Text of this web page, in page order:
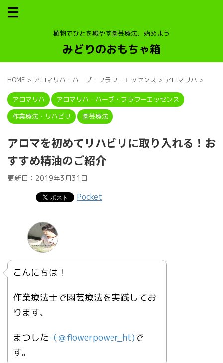
植物でひとを癒やす園芸療法、始めよう
みどりのおもちゃ箱
HOME > アロマリハ・ハーブ・フラワーエッセンス > アロマリハ >
アロマリハ
アロマリハ・ハーブ・フラワーエッセンス
作業療法・リハビリ
園芸療法
アロマを初めてリハビリに取り入れる！お
すすめ精油のご紹介
更新日： 2019年3月31日
Pocket
こんにちは！
作業療法士で園芸療法を実践してお
ります、
まつした（＠flowerpower_ht)で
す。